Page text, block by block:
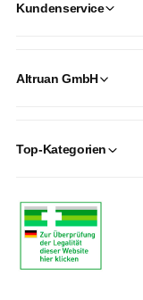
Kundenservice
Altruan GmbH
Top-Kategorien